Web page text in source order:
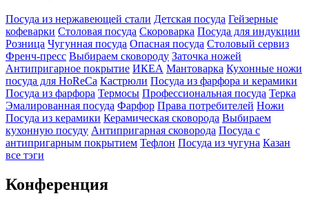
Посуда из нержавеющей стали Детская посуда Гейзерные
кофеварки Столовая посуда Скороварка Посуда для индукции
Розница Чугунная посуда Опасная посуда Столовый сервиз
Френч-пресс Выбираем сковороду Заточка ножей
Антипригарное покрытие ИКЕА Мантоварка Кухонные ножи
посуда для HoReCa Кастрюли Посуда из фарфора и керамики
Посуда из фарфора Термосы Профессиональная посуда Терка
Эмалированная посуда Фарфор Права потребителей Ножи
Посуда из керамики Керамическая сковорода Выбираем
кухонную посуду Антипригарная сковорода Посуда с
антипригарным покрытием Тефлон Посуда из чугуна Казан
все тэги
Конференция